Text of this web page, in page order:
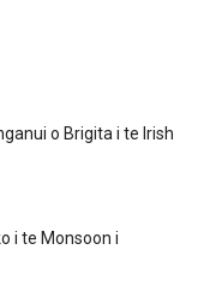
o Brigita i te Irish
i te Monsoon i